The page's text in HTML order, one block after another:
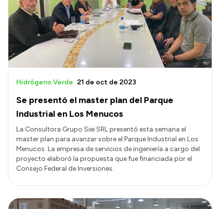
Se presentó el master plan del Parque
Industrial en Los Menucos
Hidrógeno Verde 21 de oct de 2023
La Consultora Grupo Siei SRL presentó esta semana el
master plan para avanzar sobre el Parque Industrial en Los
Menucos. La empresa de servicios de ingeniería a cargo del
proyecto elaboró la propuesta que fue financiada por el
Consejo Federal de Inversiones.